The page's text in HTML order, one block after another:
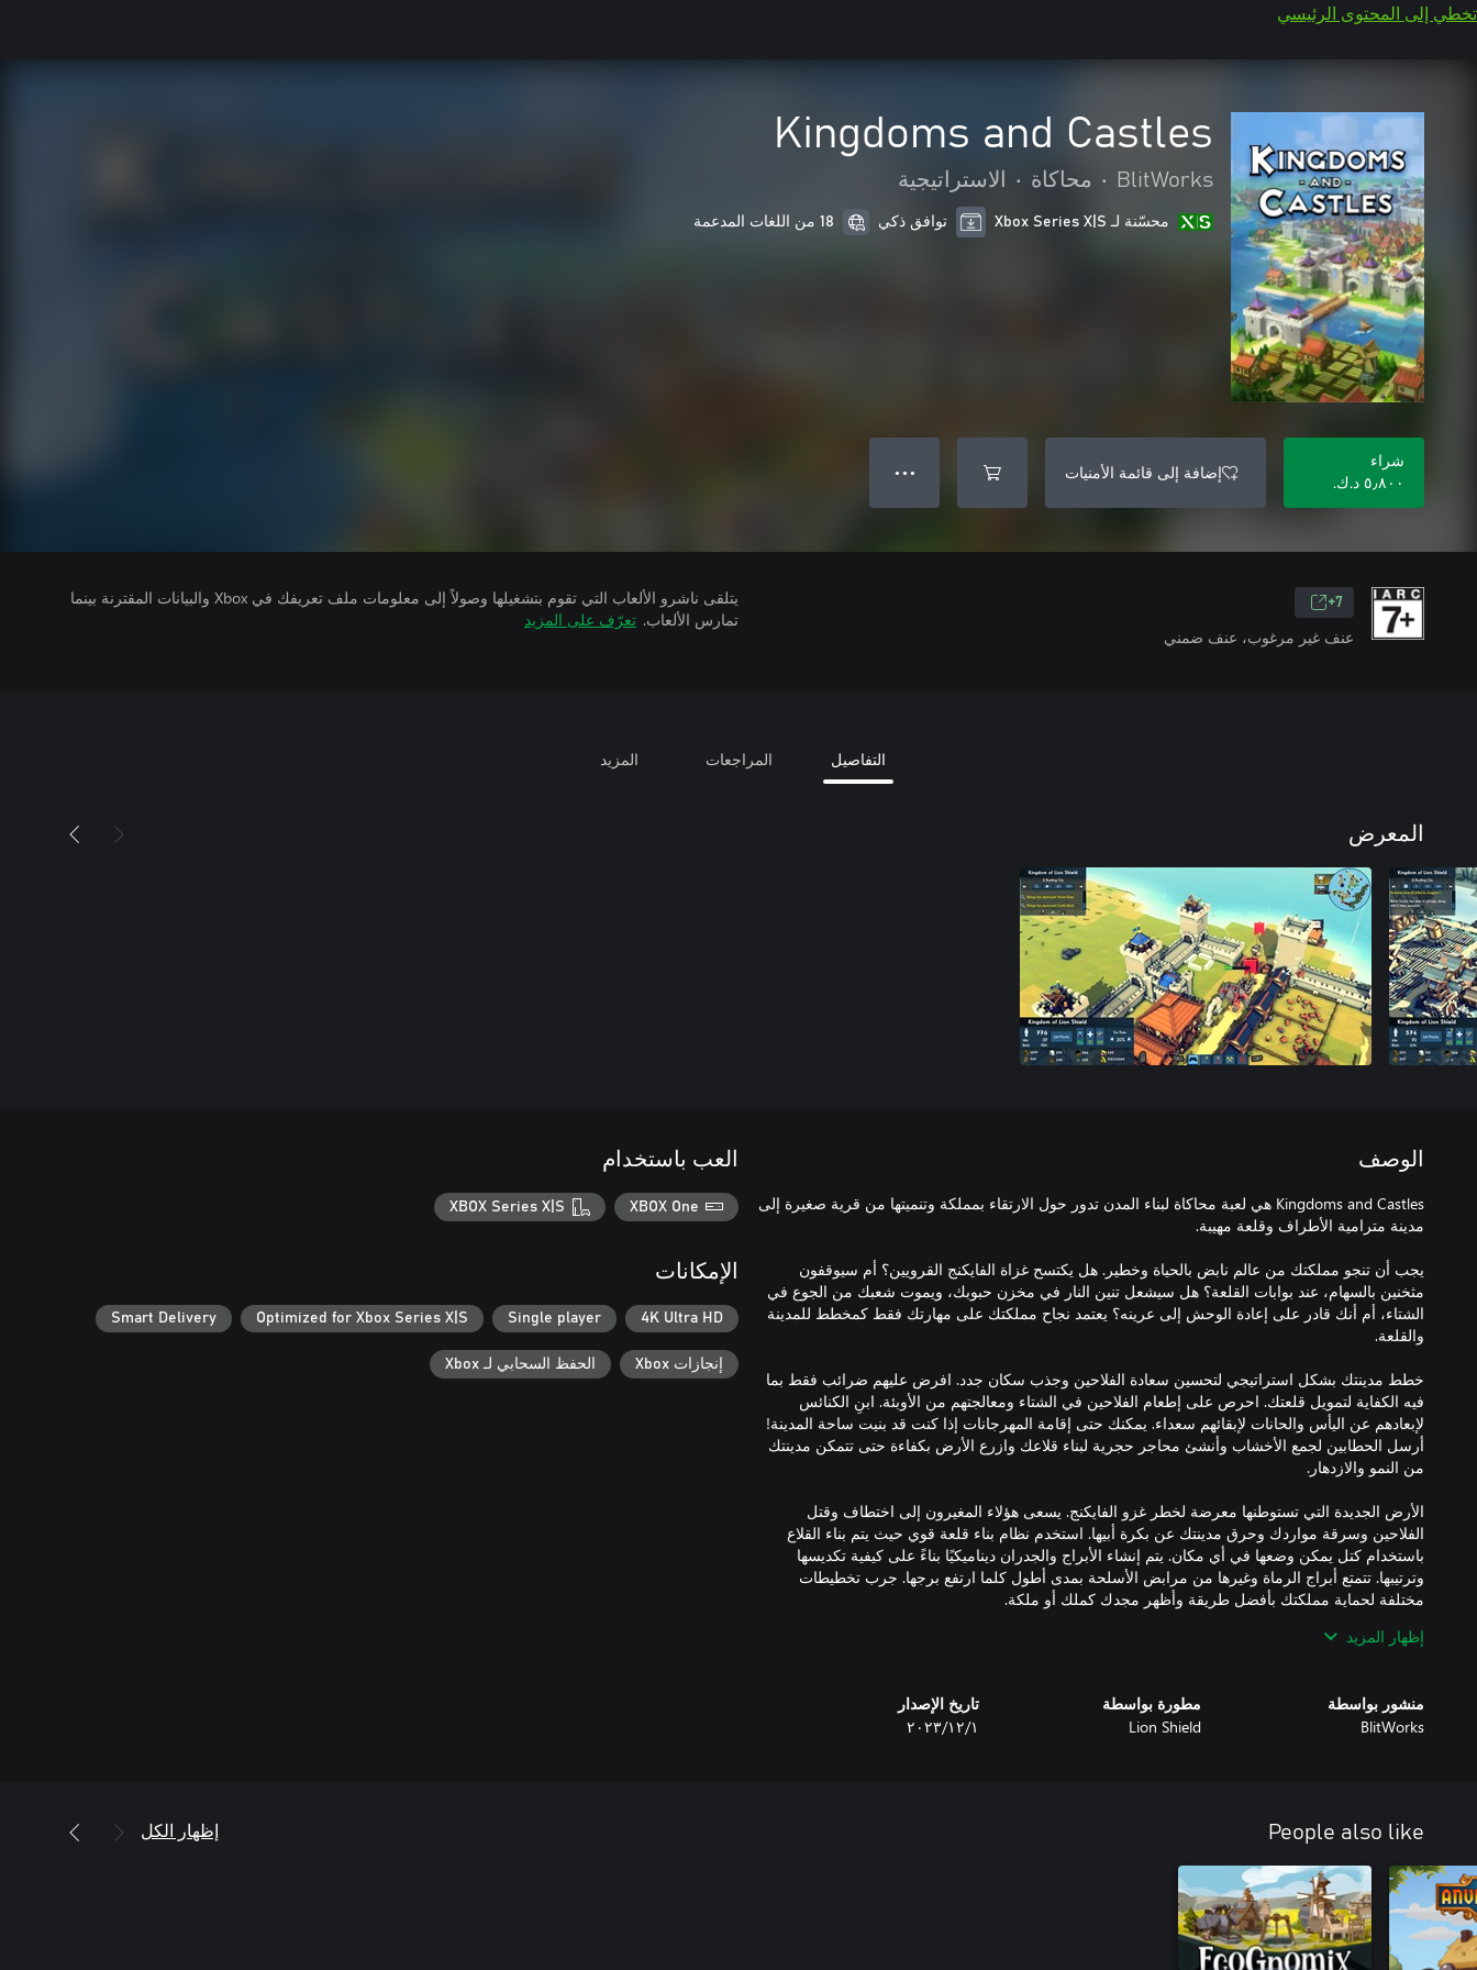
تخطي إلى المحتوى الرئيسي
Kingdoms and Castles
BlitWorks
• محاكاة • الاستراتيجية
محسّنة لـ Xbox Series X|S توافق ذكي 18 من اللغات المدعمة
شراء
٥٫٨٠٠ د.ك.‏
إضافة إلى قائمة الأمنيات ● ● ●
7+
عنف غير مرغوب، عنف ضمني
يتلقى ناشرو الألعاب التي تقوم بتشغيلها وصولاً إلى معلومات ملف تعريفك في Xbox والبيانات المقترنة بينما
تمارس الألعاب. تعرّف على المزيد
التفاصيل المراجعات المزيد
المعرض
الوصف
Kingdoms and Castles هي لعبة محاكاة لبناء المدن تدور حول الارتقاء بمملكة وتنميتها من قرية صغيرة إلى
يجب أن تنجو مملكتك من عالم نابض بالحياة وخطير. هل يكتسح غزاة الفايكنج القرويين؟ أم سيوقفون
مثخنين بالسهام، عند بوابات القلعة؟ هل سيشعل تنين النار في مخزن حبوبك، ويموت شعبك من الجوع في
الشتاء، أم أنك قادر على إعادة الوحش إلى عرينه؟ يعتمد نجاح مملكتك على مهارتك فقط كمخطط للمدينة
خطط مدينتك بشكل استراتيجي لتحسين سعادة الفلاحين وجذب سكان جدد. افرض عليهم ضرائب فقط بما
فيه الكفاية لتمويل قلعتك. احرص على إطعام الفلاحين في الشتاء ومعالجتهم من الأوبئة. ابنِ الكنائس
لإبعادهم عن اليأس والحانات لإبقائهم سعداء. يمكنك حتى إقامة المهرجانات إذا كنت قد بنيت ساحة المدينة!
أرسل الحطابين لجمع الأخشاب وأنشئ محاجر حجرية لبناء قلاعك وازرع الأرض بكفاءة حتى تتمكن مدينتك
الأرض الجديدة التي تستوطنها معرضة لخطر غزو الفايكنج. يسعى هؤلاء المغيرون إلى اختطاف وقتل
الفلاحين وسرقة مواردك وحرق مدينتك عن بكرة أبيها. استخدم نظام بناء قلعة قوي حيث يتم بناء القلاع
باستخدام كتل يمكن وضعها في أي مكان. يتم إنشاء الأبراج والجدران ديناميكيًا بناءً على كيفية تكديسها
وترتيبها. تتمتع أبراج الرماة وغيرها من مرابض الأسلحة بمدى أطول كلما ارتفع برجها. جرب تخطيطات
ويحدث كل ذلك في عالم ديناميكي جميل مع نظام توليد سحابي إجرائي منمق ودورة موسمية من الصيف
شكّل مصير مملكتك في Kingdoms and Castles، المغامرة الآسرة لبناء المدن حيث تحدد اختياراتك ازدهار
إظهار المزيد
منشور بواسطة
BlitWorks
مطورة بواسطة
Lion Shield
تاريخ الإصدار
١‏/١٢‏/٢٠٢٣
العب باستخدام
XBOX One
XBOX Series X|S
الإمكانات
4K Ultra HD
Single player
Optimized for Xbox Series X|S
Smart Delivery
إنجازات Xbox الحفظ السحابي لـ Xbox
People also like إظهار الكل